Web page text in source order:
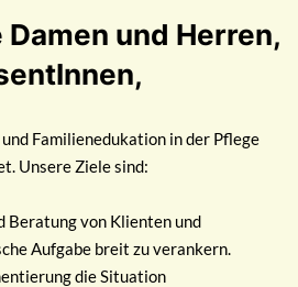
7 12
und Herren,
Familienedukation in der Pflege
Unsere Ziele sind:
Beratung von Klienten und
Aufgabe breit zu verankern.
die Situation